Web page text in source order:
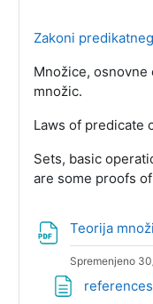
Zakoni
Množice,
množic.
Laws of predicate
Sets, basic
are some proofs
Teorija
Spremenjeno